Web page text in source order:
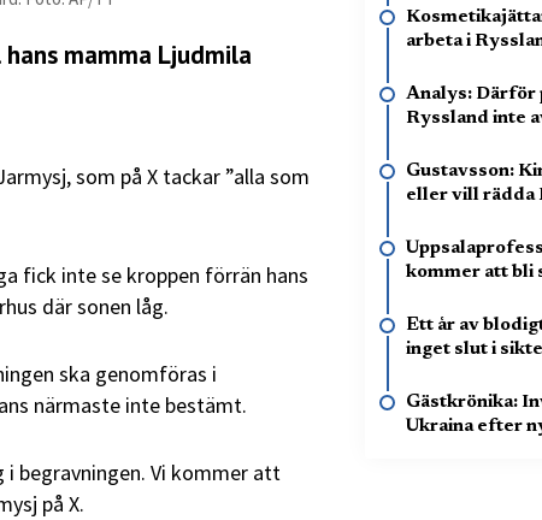
mamma Ljudmila
som på X tackar ”alla som
fick inte se kroppen förrän hans
där sonen låg.
ska genomföras i
närmaste inte bestämt.
begravningen. Vi kommer att
på X.
arbeta i
Analys: Därför
Ryssland inte
Gustavsson:
eller vill rädda
kommer att bli
Ett år av
inget slut i sikte
Gästkrönika:
Ukraina efter